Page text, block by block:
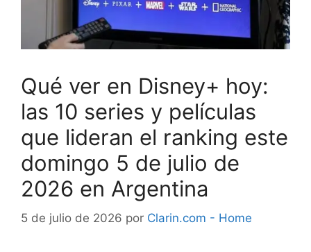
Qué ver en Disney+ hoy:
las 10 series y películas
que lideran el ranking este
domingo 5 de julio de
2026 en Argentina
5 de julio de 2026 por Clarin.com - Home